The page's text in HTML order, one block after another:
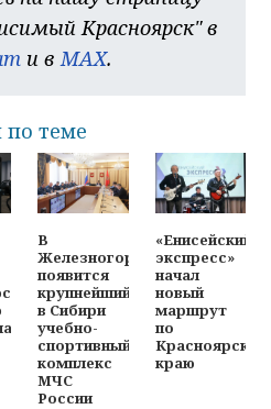
Красноярск" в
и в MAX.
по теме
В
Железногорске
появится
крупнейший
в Сибири
учебно-
спортивный
комплекс
МЧС
России
«Енисейский
экспресс»
начал
новый
маршрут
по
краю